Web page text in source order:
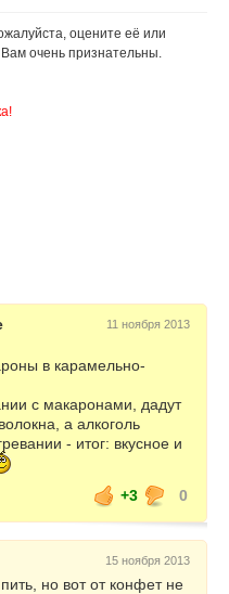
женщин
оцените её или
очень признательны.
11 ноября 2013
в карамельно-
с макаронами, дадут
а алкоголь
- итог: вкусное и
+3
0
15 ноября 2013
но вот от конфет не